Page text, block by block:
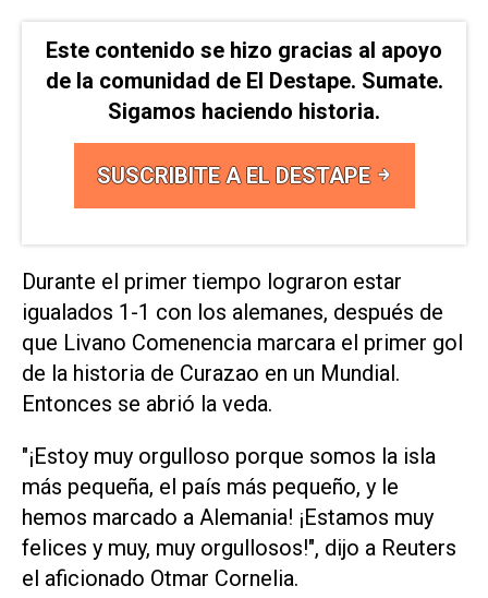
Este contenido se hizo gracias al apoyo
de la comunidad de El Destape. Sumate.
Sigamos haciendo historia.
SUSCRIBITE A EL DESTAPE
Durante el primer tiempo lograron estar
igualados 1-1 con ​los alemanes, después de
que Livano ‌Comenencia marcara el primer gol
‌de la historia de Curazao en un Mundial.
⁠Entonces se abrió la veda.
"¡Estoy muy orgulloso porque somos la isla
más pequeña, el país más pequeño, y le
hemos marcado a Alemania! ¡Estamos muy
felices y ​muy, ‌muy orgullosos!", dijo a Reuters
el aficionado Otmar Cornelia.